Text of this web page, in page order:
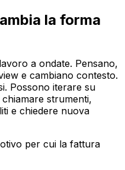
la forma
a ondate. Pensano,
e cambiano contesto.
Possono iterare su
strumenti,
e chiedere nuova
per cui la fattura